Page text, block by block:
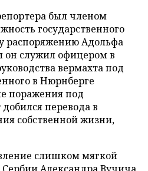
был членом
государственного
распоряжению Адольфа
он служил офицером в
вермахта под
в Нюрнберге
поражения под
перевода в
собственной жизни,
слишком мягкой